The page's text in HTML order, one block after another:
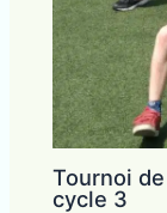
Tournoi
cycle 3